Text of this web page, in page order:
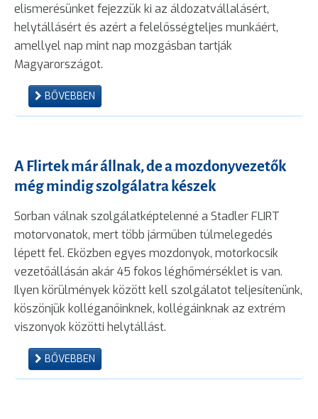
elismerésünket fejezzük ki az áldozatvállalásért,
helytállásért és azért a felelősségteljes munkáért,
amellyel nap mint nap mozgásban tartják
Magyarországot.
BŐVEBBEN
A Flirtek már állnak, de a mozdonyvezetők
még mindig szolgálatra készek
Sorban válnak szolgálatképtelenné a Stadler FLIRT
motorvonatok, mert több járműben túlmelegedés
lépett fel. Eközben egyes mozdonyok, motorkocsik
vezetőállásán akár 45 fokos léghőmérséklet is van.
Ilyen körülmények között kell szolgálatot teljesítenünk,
köszönjük kolléganőinknek, kollégáinknak az extrém
viszonyok közötti helytállást.
BŐVEBBEN